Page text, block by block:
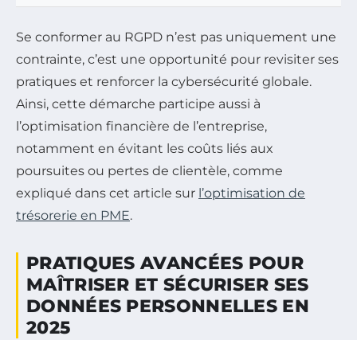
Se conformer au RGPD n’est pas uniquement une
contrainte, c’est une opportunité pour revisiter ses
pratiques et renforcer la cybersécurité globale.
Ainsi, cette démarche participe aussi à
l’optimisation financière de l’entreprise,
notamment en évitant les coûts liés aux
poursuites ou pertes de clientèle, comme
expliqué dans cet article sur l’optimisation de
trésorerie en PME.
PRATIQUES AVANCÉES POUR
MAÎTRISER ET SÉCURISER SES
DONNÉES PERSONNELLES EN
2025